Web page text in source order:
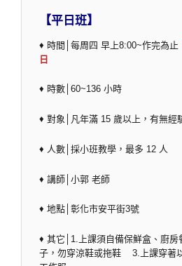
【平日班】
♦ 時間│每周四 早上8:00~作完為止
日
♦ 時數│60~136 小時
♦ 對象│凡年滿 15 歲以上，有無經
♦ 人數│採小班教學，最多 12 人
♦ 講師│小郭 老師
♦ 地點│彰化市安平街3號
♦ 其它│1.上課須自備保鮮盒、廚
子，勿穿涼鞋或拖鞋 3.上課穿著